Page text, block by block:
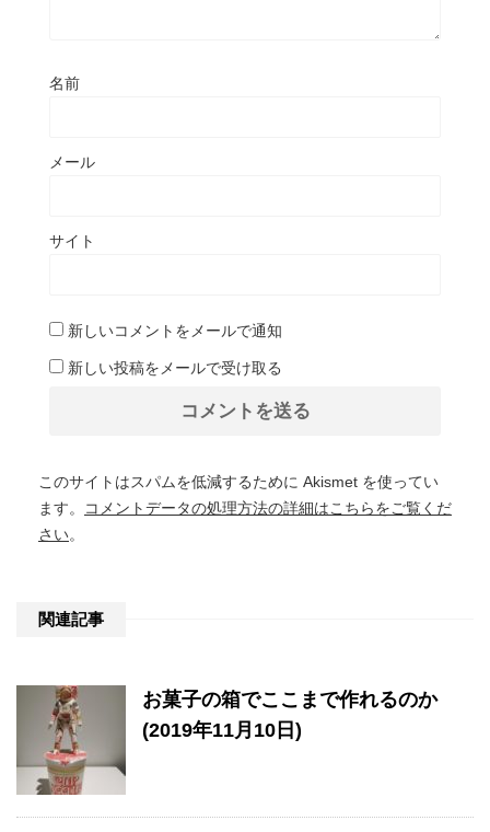
名前
メール
サイト
新しいコメントをメールで通知
新しい投稿をメールで受け取る
このサイトはスパムを低減するために Akismet を使ってい
ます。
コメントデータの処理方法の詳細はこちらをご覧くだ
さい。
関連記事
お菓子の箱でここまで作れるのか
(2019年11月10日)